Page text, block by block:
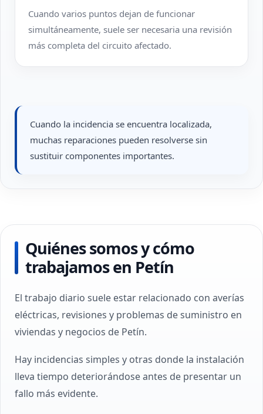
Cuando varios puntos dejan de funcionar
simultáneamente, suele ser necesaria una revisión
más completa del circuito afectado.
Cuando la incidencia se encuentra localizada,
muchas reparaciones pueden resolverse sin
sustituir componentes importantes.
Quiénes somos y cómo
trabajamos en Petín
El trabajo diario suele estar relacionado con averías
eléctricas, revisiones y problemas de suministro en
viviendas y negocios de Petín.
Hay incidencias simples y otras donde la instalación
lleva tiempo deteriorándose antes de presentar un
fallo más evidente.